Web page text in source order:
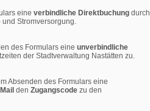
eine verbindliche Direktbuchung durch
und Stromversorgung.
des Formulars eine unverbindliche
der Stadtverwaltung Nastätten zu.
Absenden des Formulars eine
den Zugangscode zu den